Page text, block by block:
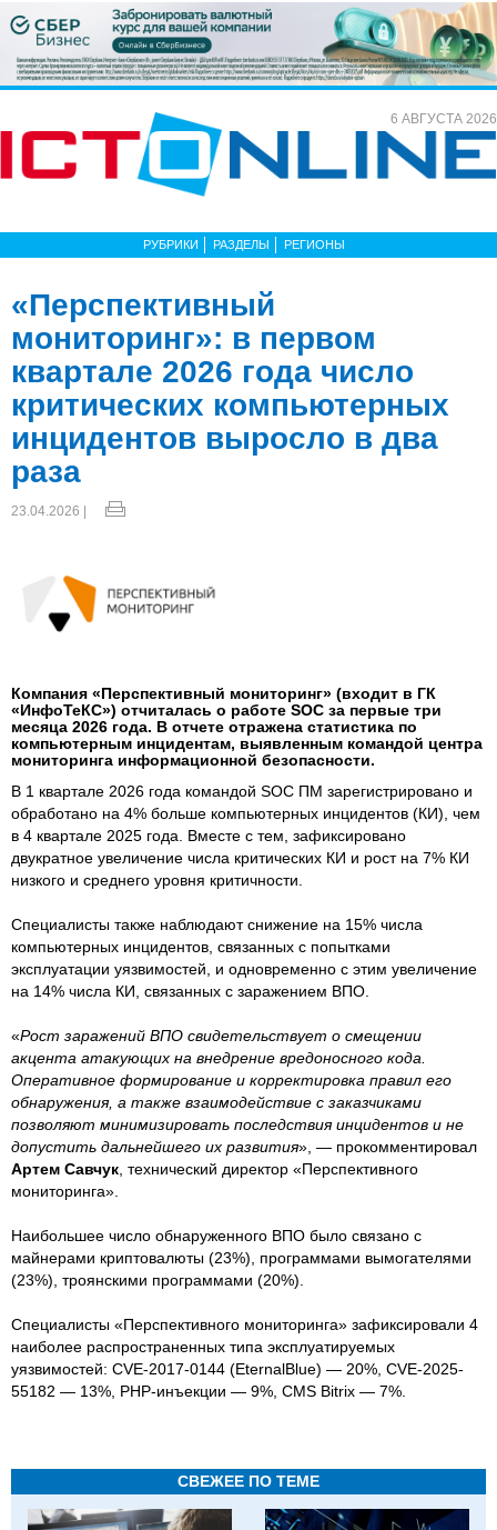
6 АВГУСТА 2026
РУБРИКИ РАЗДЕЛЫ РЕГИОНЫ
«Перспективный
мониторинг»: в первом
квартале 2026 года число
критических компьютерных
инцидентов выросло в два
раза
23.04.2026 |
Компания «Перспективный мониторинг» (входит в ГК
«ИнфоТеКС») отчиталась о работе SOC за первые три
месяца 2026 года. В отчете отражена статистика по
компьютерным инцидентам, выявленным командой центра
мониторинга информационной безопасности.
В 1 квартале 2026 года командой SOC ПМ зарегистрировано и
обработано на 4% больше компьютерных инцидентов (КИ), чем
в 4 квартале 2025 года. Вместе с тем, зафиксировано
двукратное увеличение числа критических КИ и рост на 7% КИ
низкого и среднего уровня критичности.
Специалисты также наблюдают снижение на 15% числа
компьютерных инцидентов, связанных с попытками
эксплуатации уязвимостей, и одновременно с этим увеличение
на 14% числа КИ, связанных с заражением ВПО.
«Рост заражений ВПО свидетельствует о смещении
акцента атакующих на внедрение вредоносного кода.
Оперативное формирование и корректировка правил его
обнаружения, а также взаимодействие с заказчиками
позволяют минимизировать последствия инцидентов и не
допустить дальнейшего их развития», — прокомментировал
Артем Савчук , технический директор «Перспективного
мониторинга».
Наибольшее число обнаруженного ВПО было связано с
майнерами криптовалюты (23%), программами вымогателями
(23%), троянскими программами (20%).
Специалисты «Перспективного мониторинга» зафиксировали 4
наиболее распространенных типа эксплуатируемых
уязвимостей: CVE-2017-0144 (EternalBlue) — 20%, CVE-2025-
55182 — 13%, PHP-инъекции — 9%, CMS Bitrix — 7%.
СВЕЖЕЕ ПО ТЕМЕ